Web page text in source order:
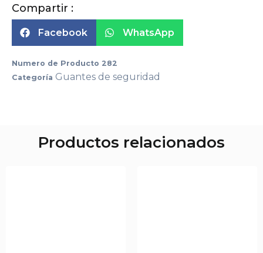
Compartir :
Facebook WhatsApp
Numero de Producto 282
Categoría Guantes de seguridad
Productos relacionados